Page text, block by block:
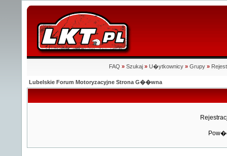
FAQ » Szukaj » U�ytkownicy » Grupy »
Lubelskie Forum Motoryzacyjne Strona G��wna